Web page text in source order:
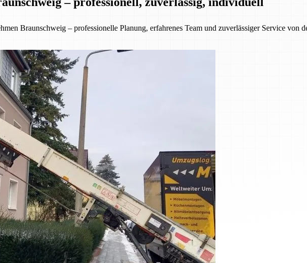
Braunschweig – professionelle Planung, erfahrenes Team und zuverlässiger Service von